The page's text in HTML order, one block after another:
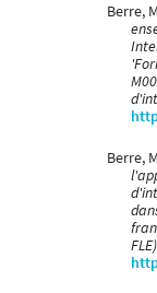
Berre,
Berre,